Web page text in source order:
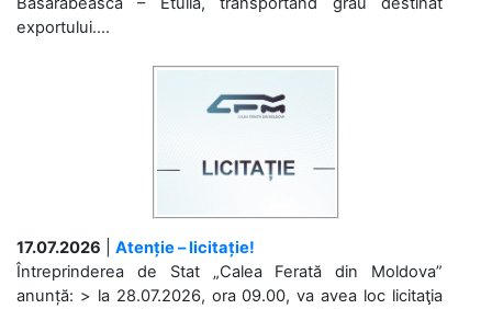
exportului....
17.07.2026
Atenție – licitație!
Întreprinderea de Stat „Calea Ferată din Moldova”
anunță: > la 28.07.2026, ora 09.00, va avea loc licitaţia